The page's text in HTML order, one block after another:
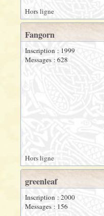
Hors ligne
Fangorn
Inscription : 1999
Messages : 628
Hors ligne
greenleaf
Inscription : 2000
Messages : 156